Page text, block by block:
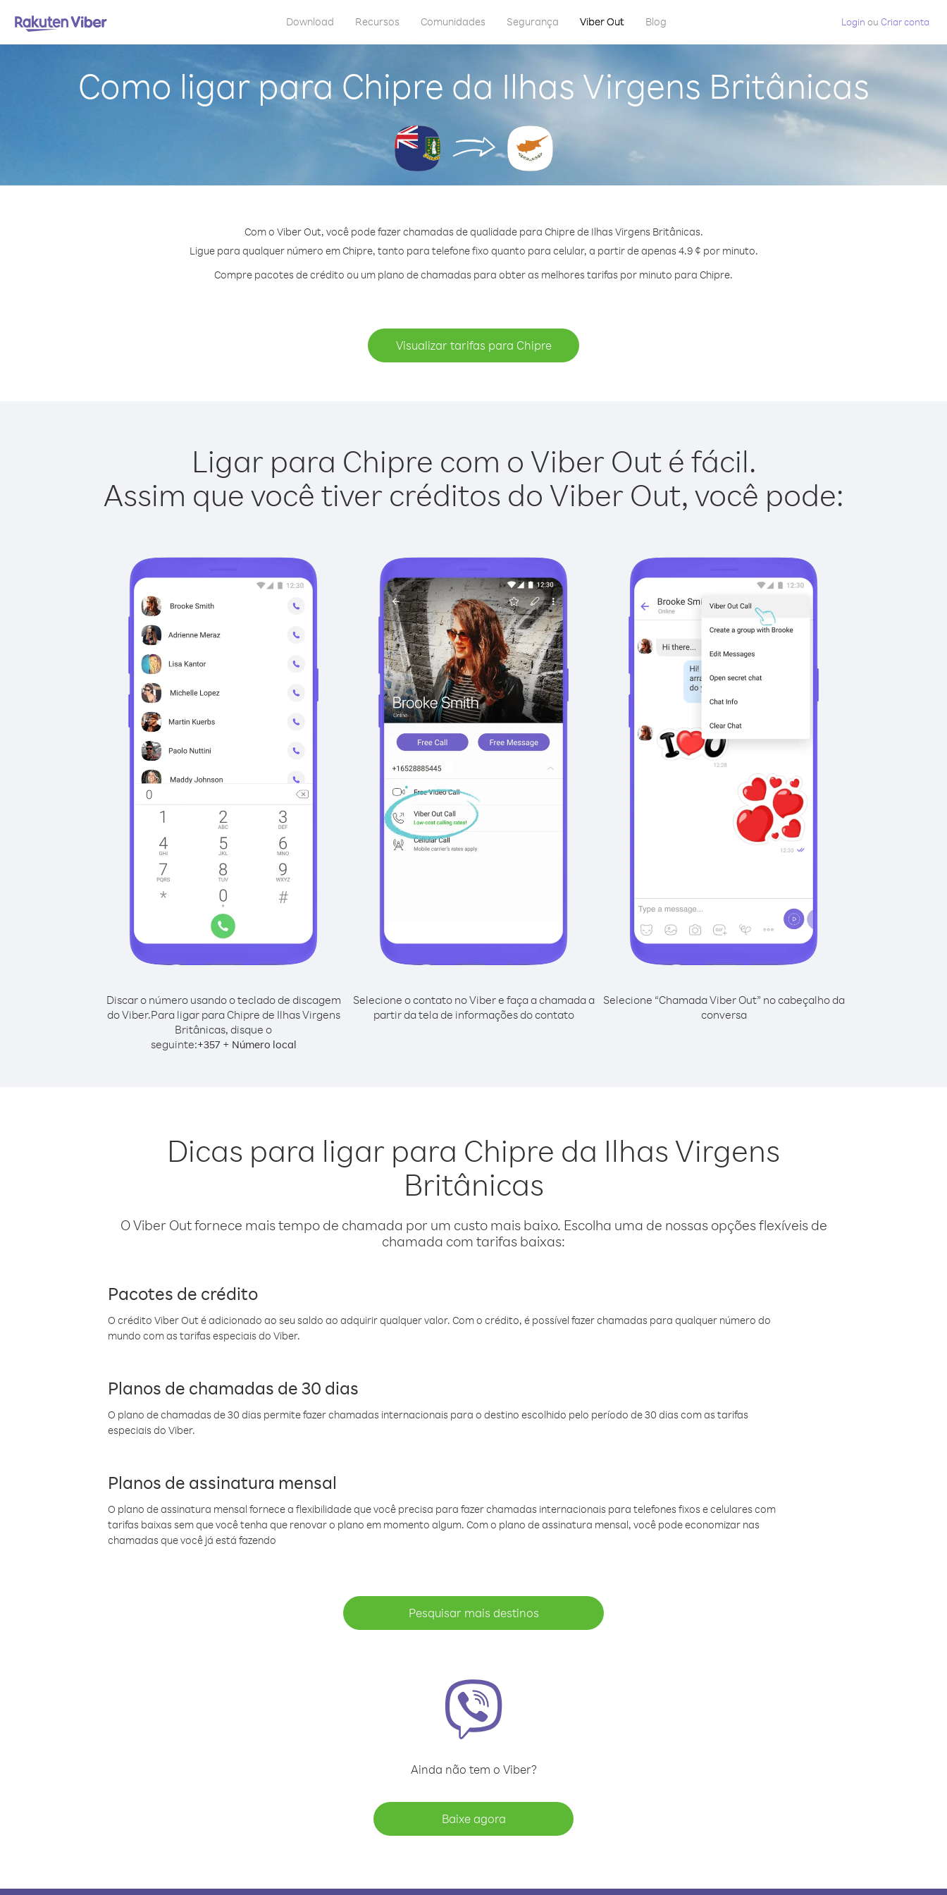
Download Recursos Comunidades Segurança Viber Out Blog Login ou Criar conta
Como ligar para Chipre da Ilhas Virgens Britânicas
Com o Viber Out, você pode fazer chamadas de qualidade para Chipre de Ilhas Virgens Britânicas.
Ligue para qualquer número em Chipre, tanto para telefone fixo quanto para celular, a partir de apenas 4.9 ¢ por minuto.
Compre pacotes de crédito ou um plano de chamadas para obter as melhores tarifas por minuto para Chipre.
Visualizar tarifas para Chipre
Ligar para Chipre com o Viber Out é fácil.
Assim que você tiver créditos do Viber Out, você pode:
Discar o número usando o teclado de discagem
do Viber.Para ligar para Chipre de Ilhas Virgens
Britânicas, disque o
seguinte:+357+ Número local
Selecione o contato no Viber e faça a chamada a
partir da tela de informações do contato
Selecione “Chamada Viber Out” no cabeçalho da
conversa
Dicas para ligar para Chipre da Ilhas Virgens
Britânicas
O Viber Out fornece mais tempo de chamada por um custo mais baixo. Escolha uma de nossas opções flexíveis de
chamada com tarifas baixas:
Pacotes de crédito
O crédito Viber Out é adicionado ao seu saldo ao adquirir qualquer valor. Com o crédito, é possível fazer chamadas para qualquer número do
mundo com as tarifas especiais do Viber.
Planos de chamadas de 30 dias
O plano de chamadas de 30 dias permite fazer chamadas internacionais para o destino escolhido pelo período de 30 dias com as tarifas
especiais do Viber.
Planos de assinatura mensal
O plano de assinatura mensal fornece a flexibilidade que você precisa para fazer chamadas internacionais para telefones fixos e celulares com
tarifas baixas sem que você tenha que renovar o plano em momento algum. Com o plano de assinatura mensal, você pode economizar nas
chamadas que você já está fazendo
Pesquisar mais destinos
Ainda não tem o Viber?
Baixe agora